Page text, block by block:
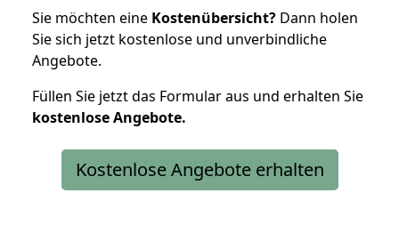
Sie möchten eine Kostenübersicht? Dann holen
Sie sich jetzt kostenlose und unverbindliche
Angebote.
Füllen Sie jetzt das Formular aus und erhalten Sie
kostenloseAngebote.
Kostenlose Angebote erhalten